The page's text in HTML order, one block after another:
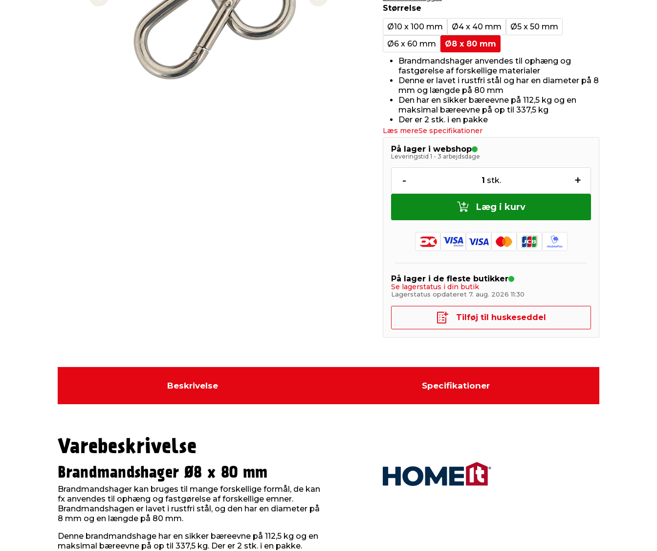
Previous slide Next slide
Størrelse
Ø10 x 100 mm
Ø4 x 40 mm
Ø5 x 50 mm
Ø6 x 60 mm
Ø8 x 80 mm
Brandmandshager anvendes til ophæng og
fastgørelse af forskellige materialer
Denne er lavet i rustfri stål og har en diameter på 8
mm og længde på 80 mm
Den har en sikker bæreevne på 112,5 kg og en
maksimal bæreevne på op til 337,5 kg
Der er 2 stk. i en pakke
Læs mereSe specifikationer
På lager i webshop
Leveringstid 1 - 3 arbejdsdage
- 1 stk. +
Læg i kurv
På lager i de fleste butikker
Se lagerstatus i din butik
Lagerstatus opdateret 7. aug. 2026 11:30
Tilføj til huskeseddel
Beskrivelse Specifikationer
Varebeskrivelse
Brandmandshager Ø8 x 80 mm
Brandmandshager kan bruges til mange forskellige formål, de kan
fx anvendes til ophæng og fastgørelse af forskellige emner.
Brandmandshagen er lavet i rustfri stål, og den har en diameter på
8 mm og en længde på 80 mm.
Denne brandmandshage har en sikker bæreevne på 112,5 kg og en
maksimal bæreevne på op til 337,5 kg. Der er 2 stk. i en pakke.